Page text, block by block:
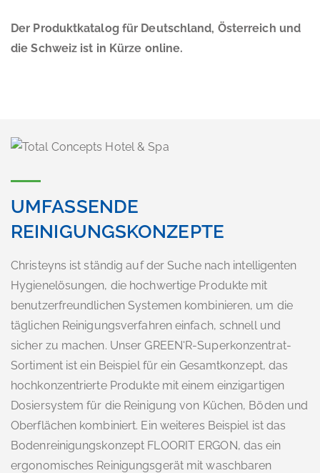
Der Produktkatalog für Deutschland, Österreich und
die Schweiz ist in Kürze online.
UMFASSENDE
REINIGUNGSKONZEPTE
Christeyns ist ständig auf der Suche nach intelligenten
Hygienelösungen, die hochwertige Produkte mit
benutzerfreundlichen Systemen kombinieren, um die
täglichen Reinigungsverfahren einfach, schnell und
sicher zu machen. Unser GREEN'R-Superkonzentrat-
Sortiment ist ein Beispiel für ein Gesamtkonzept, das
hochkonzentrierte Produkte mit einem einzigartigen
Dosiersystem für die Reinigung von Küchen, Böden und
Oberflächen kombiniert. Ein weiteres Beispiel ist das
Bodenreinigungskonzept FLOORIT ERGON, das ein
ergonomisches Reinigungsgerät mit waschbaren